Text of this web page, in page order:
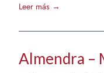
Leer más →
Almendra –